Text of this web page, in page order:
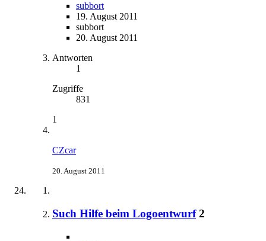
subbort
19. August 2011
subbort
20. August 2011
Antworten
1
Zugriffe
831
1
CZcar
20. August 2011
Such Hilfe beim Logoentwurf 2